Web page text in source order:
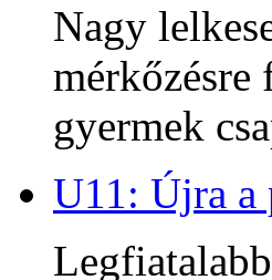
Nagy
mérkőzésre
gyermek
U11: Újra a